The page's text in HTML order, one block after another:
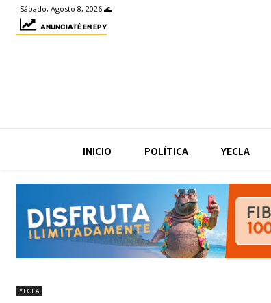
Sábado, Agosto 8, 2026 🌊
ANUNCIATÉ EN EPY
INICIO POLÍTICA YECLA
YECLA